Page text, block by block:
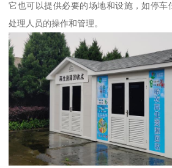
它也可以提供必要的场地和设施，如停车
处理人员的操作和管理。